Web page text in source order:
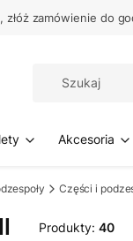
złóż zamówienie do
Akcesoria
Części i
Produkty: 40